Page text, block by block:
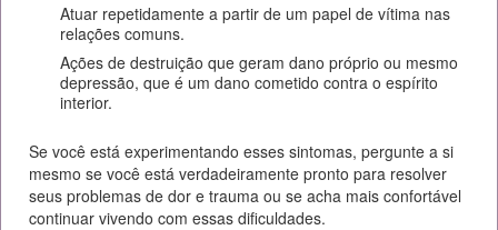
Atuar repetidamente a partir de um papel de vítima nas
relações comuns.
Ações de destruição que geram dano próprio ou mesmo
depressão, que é um dano cometido contra o espírito
interior.
Se você está experimentando esses sintomas, pergunte a si
mesmo se você está verdadeiramente pronto para resolver
seus problemas de dor e trauma ou se acha mais confortável
continuar vivendo com essas dificuldades.